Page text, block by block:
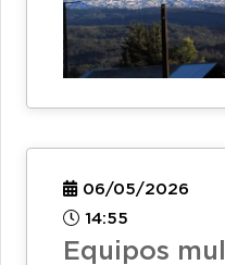
06/05/2026
14:55
Equipos